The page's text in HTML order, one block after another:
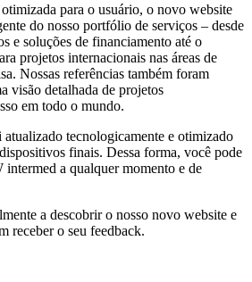
para o usuário, o novo website
do nosso portfólio de serviços – desde
e soluções de financiamento até o
projetos internacionais nas áreas de
Nossas referências também foram
visão detalhada de projetos
em todo o mundo.
tecnologicamente e otimizado
finais. Dessa forma, você pode
a qualquer momento e de
a descobrir o nosso novo website e
receber o seu feedback.